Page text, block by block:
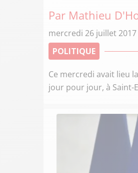
Par Mathieu
mercredi 26 juillet 2017
POLITIQUE
Ce mercredi avait lieu
jour pour jour, à Saint-